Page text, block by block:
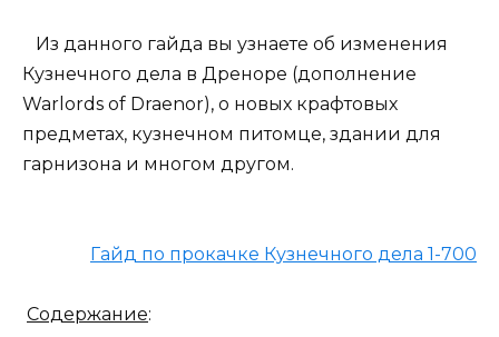
Из данного гайда вы узнаете об изменения
Кузнечного дела в Дреноре (дополнение
Warlords of Draenor), о новых крафтовых
предметах, кузнечном питомце, здании для
гарнизона и многом другом.
Гайд по прокачке Кузнечного дела 1-700
Содержание: